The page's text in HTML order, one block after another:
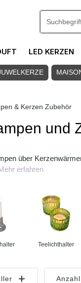
LED KERZEN
& Kerzen Zubehör
und
über
erfahren
Teelichthalter
Anzahl